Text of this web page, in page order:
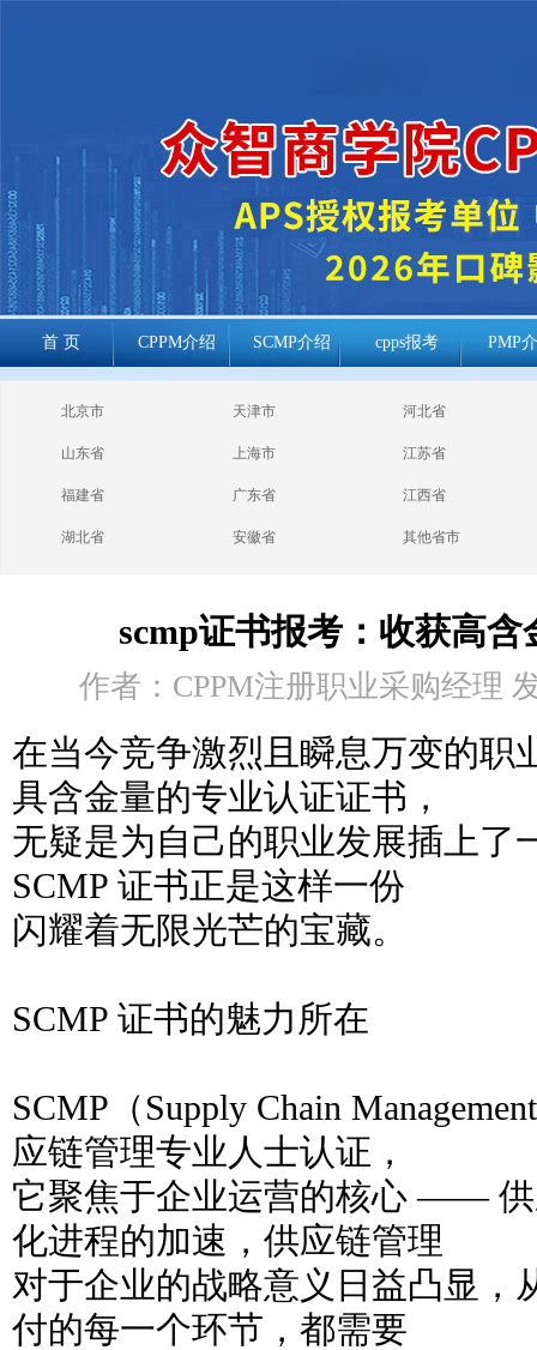
首 页 CPPM介绍 SCMP介绍 cpps报考 PMP
cppm报考常见
问题
北京市 天津市 河北省
山东省 上海市 江苏省
福建省 广东省 江西省
湖北省 安徽省 其他省市
scmp证书报考：收获高
作者：CPPM注册职业采购经理
在当今竞争激烈且瞬息万变的职
具含金量的专业认证证书，
无疑是为自己的职业发展插上了
SCMP 证书正是这样一份
闪耀着无限光芒的宝藏。
SCMP 证书的魅力所在
SCMP（Supply Chain
应链管理专业人士认证，
它聚焦于企业运营的核心 ——
化进程的加速，供应链管理
对于企业的战略意义日益凸显，
付的每一个环节，都需要